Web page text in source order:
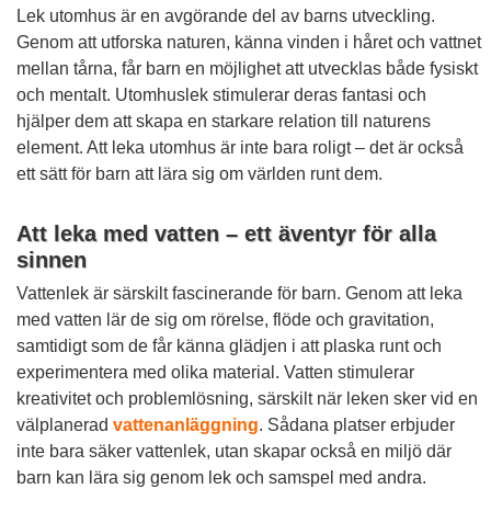
Lek utomhus är en avgörande del av barns utveckling.
Genom att utforska naturen, känna vinden i håret och vattnet
mellan tårna, får barn en möjlighet att utvecklas både fysiskt
och mentalt. Utomhuslek stimulerar deras fantasi och
hjälper dem att skapa en starkare relation till naturens
element. Att leka utomhus är inte bara roligt – det är också
ett sätt för barn att lära sig om världen runt dem.
Att leka med vatten – ett äventyr för alla
sinnen
Vattenlek är särskilt fascinerande för barn. Genom att leka
med vatten lär de sig om rörelse, flöde och gravitation,
samtidigt som de får känna glädjen i att plaska runt och
experimentera med olika material. Vatten stimulerar
kreativitet och problemlösning, särskilt när leken sker vid en
välplanerad vattenanläggning. Sådana platser erbjuder
inte bara säker vattenlek, utan skapar också en miljö där
barn kan lära sig genom lek och samspel med andra.